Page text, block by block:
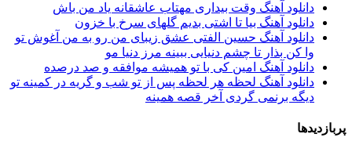
دانلود آهنگ وقت بیداری مهتاب عاشقانه یاد من باش
دانلود آهنگ بیا تا اشتی بدیم گلهای سرخ با خزون
دانلود آهنگ حسین الفتی عشق زیبای من رو به من آغوش تو
وا کن بذار تا چشم دنیایی ببینه مرز دنیا مو
دانلود آهنگ امین کی با تو همیشه موافقه و صد درصده
دانلود آهنگ لحظه هر لحظه پس از تو شب و گریه در کمینه تو
دیگه برنمی گردی آخر قصه همینه
پربازدیدها